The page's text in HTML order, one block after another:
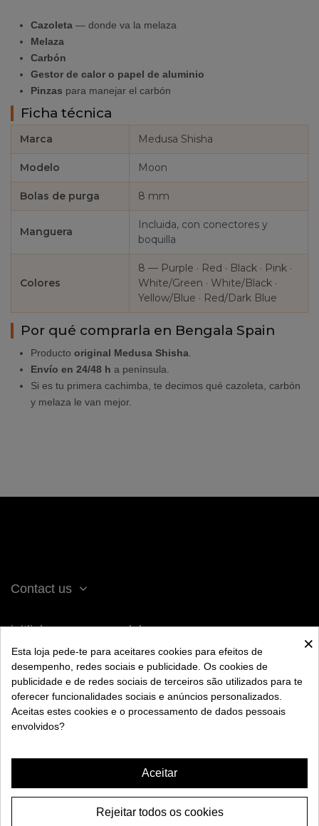
Cazoleta — donde va la melaza
Melaza
Carbón
Gestor de calor o papel de aluminio
Pinzas para manejar el carbón
Ficha técnica
Marca Medusa Shisha
Modelo Moon
Bolas de purga 8 mm
Manguera
Incluida, con conectores y
boquilla
Colores
8 — Purple · Red · Black · Pink ·
White/Green · White/Black ·
Yellow/Blue · Red/Dark Blue
Por qué comprarla en Bengala Spain
Producto original Medusa Shisha
Envío en 24/48 h a península.
Si es tu primera cachimba, te decimos qué cazoleta, carbón
y melaza le van mejor.
Contact us
iqitlinksmanager module
ACERCA DE BENGALA
AYUDA
INFORMACIÓN
×
Esta loja pede-te para aceitares cookies para efeitos de
desempenho, redes sociais e publicidade. Os cookies de
publicidade e de redes sociais de terceiros são utilizados para te
oferecer funcionalidades sociais e anúncios personalizados.
Aceitas estes cookies e o processamento de dados pessoais
envolvidos?
Aceitar
Rejeitar todos os cookies